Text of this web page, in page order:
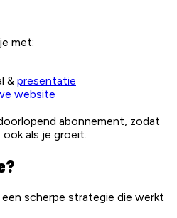
met:
& presentatie
website
abonnement, zodat
als je groeit.
een scherpe strategie die werkt